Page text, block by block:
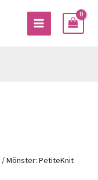
MAIN
/ Mönster: PetiteKnit